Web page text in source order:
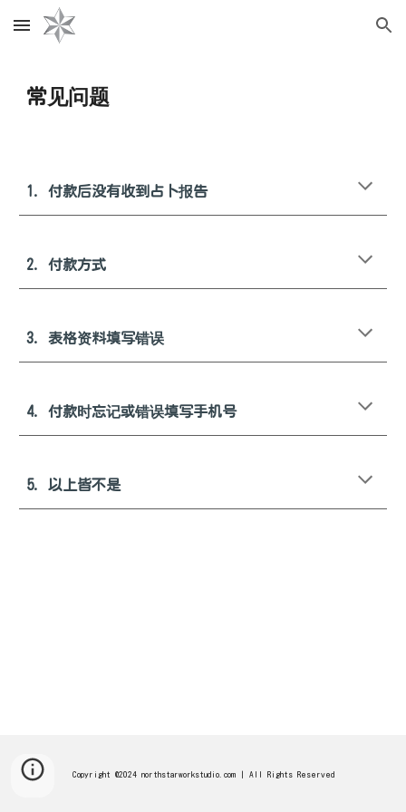
Skip to main content Skip to navigation
常见问题
1 . 付款后没有收到占卜报告
2. 付款方式
3. 表格资料填写错误
4. 付款时忘记或错误填写手机号
5. 以上皆不是
Copyright @2024 northstarworkstudio.com | All Rights Reserved